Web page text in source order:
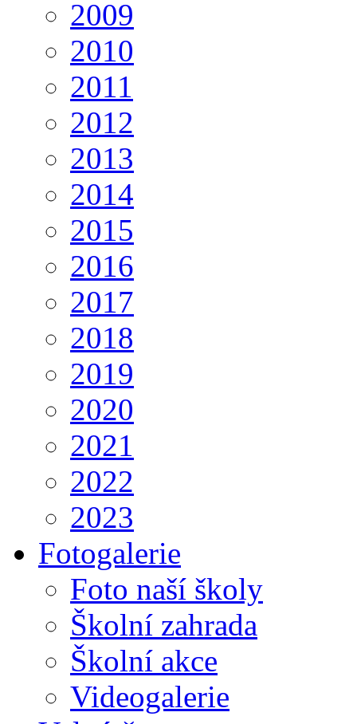
2009
2010
2011
2012
2013
2014
2015
2016
2017
2018
2019
2020
2021
2022
2023
Fotogalerie
Foto naší školy
Školní zahrada
Školní akce
Videogalerie